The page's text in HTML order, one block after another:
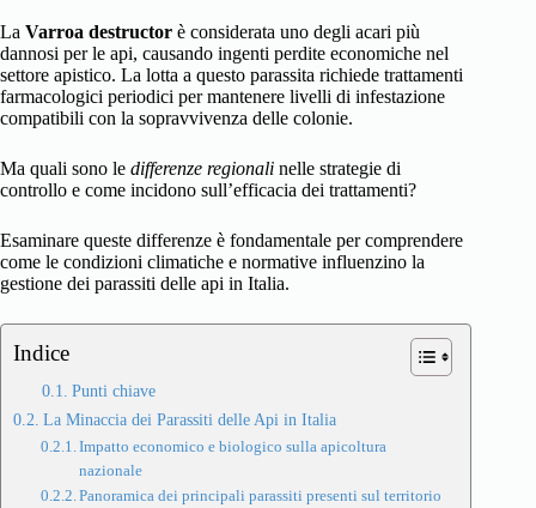
La Varroa destructor è considerata uno degli acari più
dannosi per le api, causando ingenti perdite economiche nel
settore apistico. La lotta a questo parassita richiede trattamenti
farmacologici periodici per mantenere livelli di infestazione
compatibili con la sopravvivenza delle colonie.
Ma quali sono le differenze regionali nelle strategie di
controllo e come incidono sull’efficacia dei trattamenti?
Esaminare queste differenze è fondamentale per comprendere
come le condizioni climatiche e normative influenzino la
gestione dei parassiti delle api in Italia.
Indice
Punti chiave
La Minaccia dei Parassiti delle Api in Italia
Impatto economico e biologico sulla apicoltura
nazionale
Panoramica dei principali parassiti presenti sul territorio